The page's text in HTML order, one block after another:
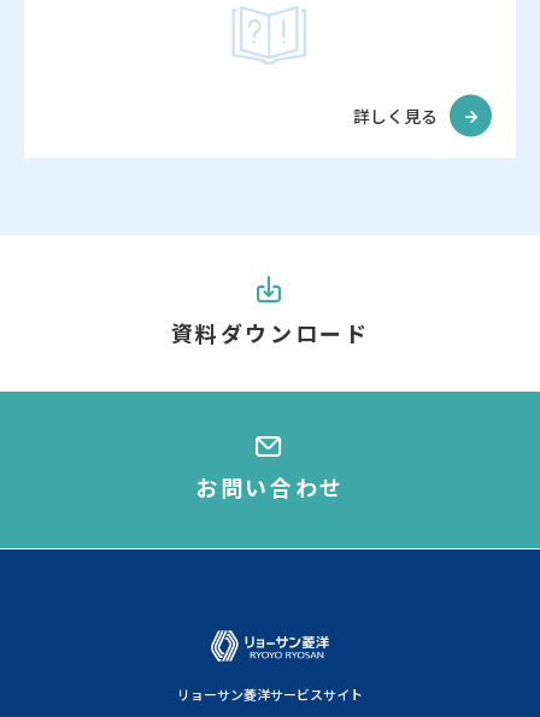
詳しく見る
資料ダウンロード
お問い合わせ
リョーサン菱洋サービスサイト